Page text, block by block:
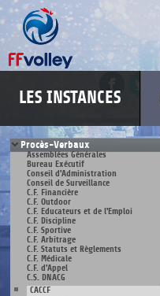
LES INSTANCES
Procès-Verbaux
Assemblées Générales
Bureau Exécutif
Conseil d'Administration
Conseil de Surveillance
C.F. Financière
C.F. Outdoor
C.F. Educateurs et de l'Emploi
C.F. Discipline
C.F. Sportive
C.F. Arbitrage
C.F. Statuts et Règlements
C.F. Médicale
C.F. d'Appel
C.S. DNACG
CACCF